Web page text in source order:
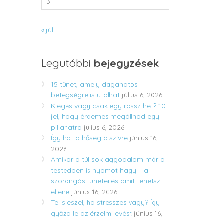
« júl
Legutóbbi bejegyzések
15 tünet, amely daganatos
betegségre is utalhat július 6, 2026
Kiégés vagy csak egy rossz hét? 10
jel, hogy érdemes megállnod egy
pillanatra július 6, 2026
Így hat a hőség a szívre június 16,
2026
Amikor a túl sok aggodalom már a
testedben is nyomot hagy – a
szorongás tünetei és amit tehetsz
ellene június 16, 2026
Te is eszel, ha stresszes vagy? Így
győzd le az érzelmi evést június 16,